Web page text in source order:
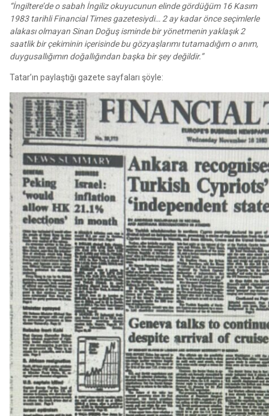
“İngiltere’de o sabah İngiliz okuyucunun elinde gördüğüm 16 Kasım
1983 tarihli Financial Times gazetesiydi… 2 ay kadar önce seçimlerle
alakası olmayan Sinan Doğuş isminde bir yönetmenin yaklaşık 2
saatlik bir çekiminin içerisinde bu gözyaşlarımı tutamadığım o anım,
duygusallığımın doğallığından başka bir şey değildir.”
Tatar’ın paylaştığı gazete sayfaları şöyle: